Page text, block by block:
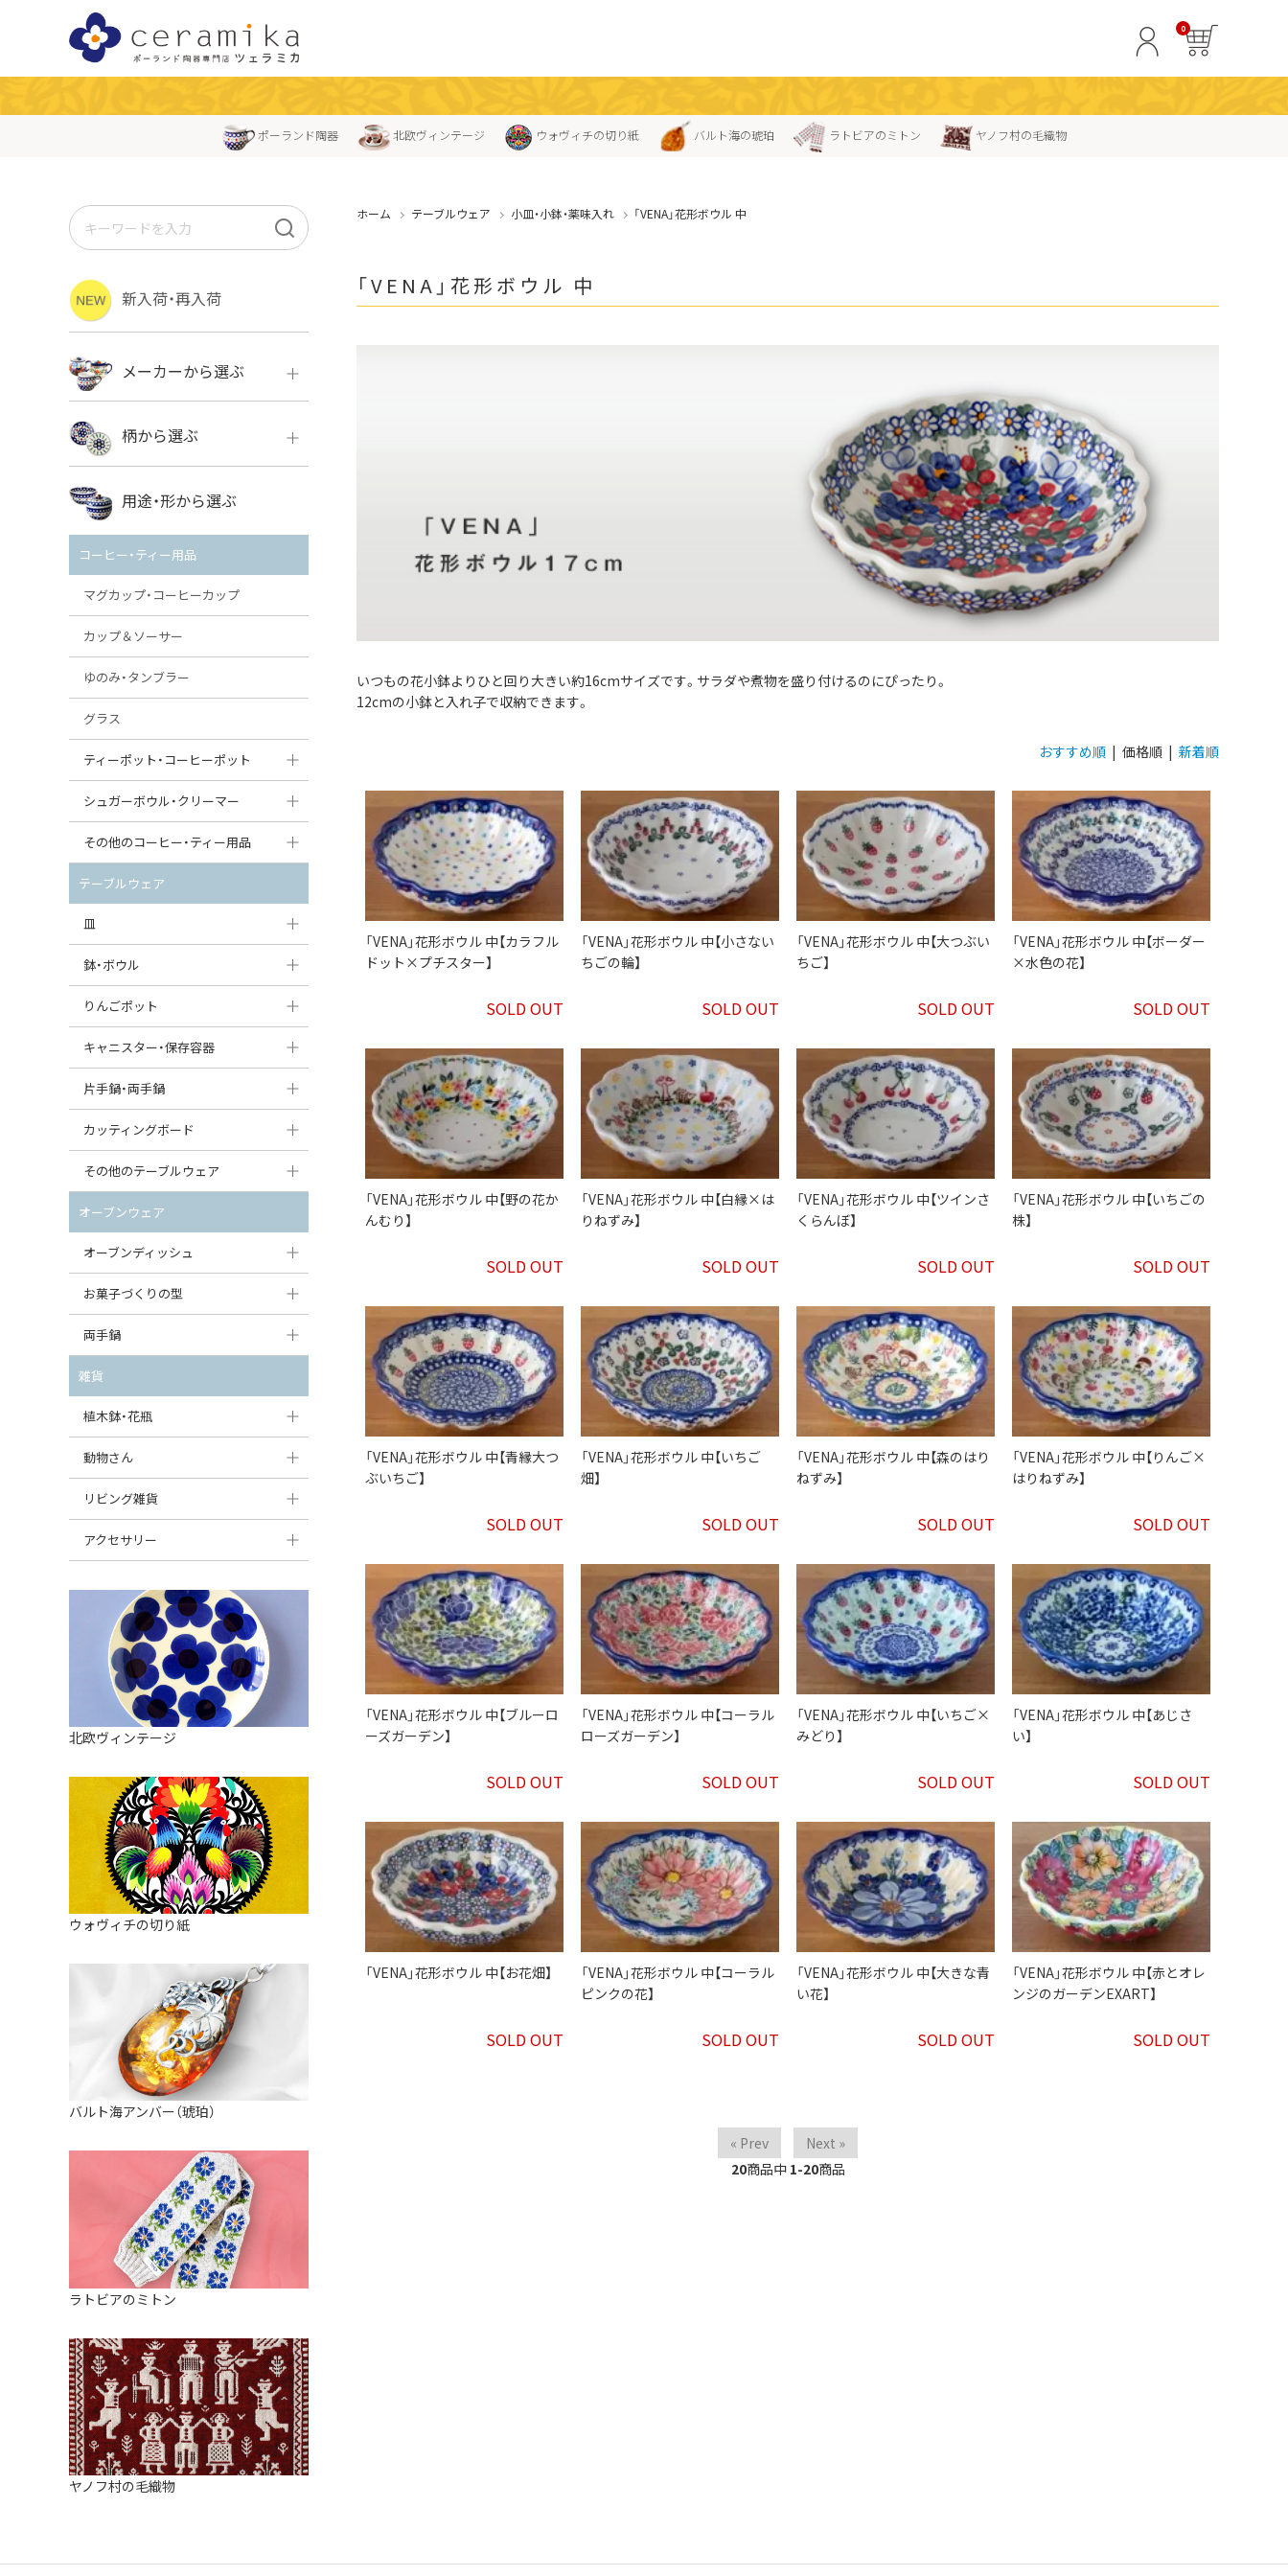
0
ポーランド陶器 北欧ヴィンテージ ウォヴィチの切り紙 バルト海の琥珀 ラトビアのミトン ヤノフ村の毛織物
ホーム テーブルウェア 小皿・小鉢・薬味入れ 「VENA」花形ボウル 中
「VENA」花形ボウル 中
いつもの花小鉢よりひと回り大きい約16cmサイズです。サラダや煮物を盛り付けるのにぴったり。
12cmの小鉢と入れ子で収納できます。
おすすめ順 | 価格順 | 新着順
「VENA」花形ボウル 中【カラフル
ドット×プチスター】
SOLD OUT
「VENA」花形ボウル 中【小さない
ちごの輪】
SOLD OUT
「VENA」花形ボウル 中【大つぶい
ちご】
SOLD OUT
「VENA」花形ボウル 中【ボーダー
×水色の花】
SOLD OUT
「VENA」花形ボウル 中【野の花か
んむり】
SOLD OUT
「VENA」花形ボウル 中【白縁×は
りねずみ】
SOLD OUT
「VENA」花形ボウル 中【ツインさ
くらんぼ】
SOLD OUT
「VENA」花形ボウル 中【いちごの
株】
SOLD OUT
「VENA」花形ボウル 中【青縁大つ
ぶいちご】
SOLD OUT
「VENA」花形ボウル 中【いちご
畑】
SOLD OUT
「VENA」花形ボウル 中【森のはり
ねずみ】
SOLD OUT
「VENA」花形ボウル 中【りんご×
はりねずみ】
SOLD OUT
「VENA」花形ボウル 中【ブルーロ
ーズガーデン】
SOLD OUT
「VENA」花形ボウル 中【コーラル
ローズガーデン】
SOLD OUT
「VENA」花形ボウル 中【いちご×
みどり】
SOLD OUT
「VENA」花形ボウル 中【あじさ
い】
SOLD OUT
「VENA」花形ボウル 中【お花畑】
SOLD OUT
「VENA」花形ボウル 中【コーラル
ピンクの花】
SOLD OUT
「VENA」花形ボウル 中【大きな青
い花】
SOLD OUT
「VENA」花形ボウル 中【赤とオレ
ンジのガーデンEXART】
SOLD OUT
« Prev
Next »
20商品中 1-20商品
新入荷・再入荷
メーカーから選ぶ
ボレス
VENA
ミレナ
柄から選ぶ
ボレス
用途・形から選ぶ
コーヒー・ティー用品
マグカップ・コーヒーカップ
カップ＆ソーサー
ゆのみ・タンブラー
グラス
ティーポット・コーヒーポット
ティーポット
コーヒーポット
シュガーボウル・クリーマー
シュガーボウル
クリーマー
その他のコーヒー・ティー用品
ポットウォーマー
ピッチャー
コーヒードリッパー
すべて見る
テーブルウェア
皿
大皿（24cm〜）
中皿（18〜24cm）
丸皿
スープ皿
ダルマプレート
たまご型プレート
ハート型プレート
変形プレート
分割ディッシュ
すべて見る
鉢・ボウル
大鉢（21cm〜）
中鉢（16〜21cm）
丸鉢・どんぶり・ボウル
茶碗
オーバルボウル
ハートボウル
葉っぱ型ボウル
りんご型ボウル
いちご型ボウル
星型ボウル
スープカップ
そば猪口・フリーカップ
ココット
薬味入れ
ミキシングボウル
すべて見る
りんごポット
りんごポット
りんごポット小
キャニスター・保存容器
キャニスター
つぼ
ガーリックポット
オニオンキャニスター
ガーリックキャニスター
チーズケース
バターディッシュ
六角形ポット
ボトル
すべて見る
片手鍋・両手鍋
ソースパン（片手鍋）
スープチュリーン
カッティングボード
角型カッティングボード
丸型カッティングボード
すべて見る
その他のテーブルウェア
調味料入れ
グレイヴィーボート
エッグカップ
ケーキスタンド
カトラリー
はしおき・カトラリーレスト
オーブンウェア
オーブンディッシュ
大型（24cm〜）
中型（18〜24cm）
スクエアオーブンディッシュ
オーバルオーブンディッシュ
すべて見る
お菓子づくりの型
パウンド型
マフィン型
すべて見る
両手鍋
チュリーン
キャセロール
すべて見る
雑貨
植木鉢・花瓶
植木鉢
花瓶
動物さん
フィギュア・置物
貯金箱
オーナメント
クリーマー
リビング雑貨
スツール
バス・洗面用品
家具小物
小物入れ
アロマポット
バスケット
装飾用タイル・プレート
ミニチュア
天使さま
カードスタンド
マグネット
すべて見る
アクセサリー
ペンダントトップ
すべて見る
北欧ヴィンテージ
ウォヴィチの切り紙
バルト海アンバー（琥珀）
ラトビアのミトン
ヤノフ村の毛織物